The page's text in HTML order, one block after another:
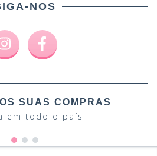
NOS
SUAS COMPRAS
em todo o país